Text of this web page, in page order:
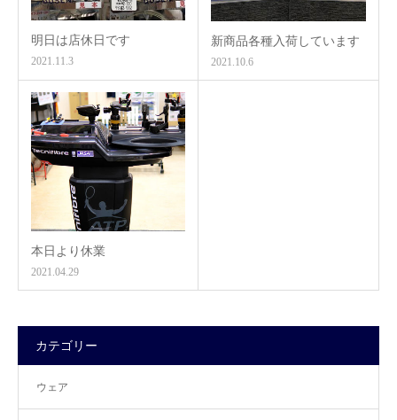
明日は店休日です
2021.11.3
新商品各種入荷しています
2021.10.6
本日より休業
2021.04.29
カテゴリー
ウェア